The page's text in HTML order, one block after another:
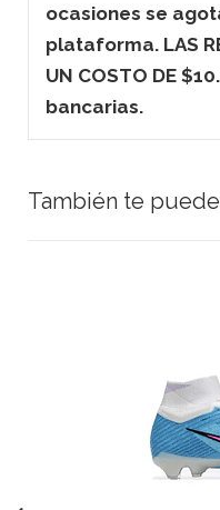
ocasiones se
plataforma. LAS
UN COSTO DE
bancarias.
También te